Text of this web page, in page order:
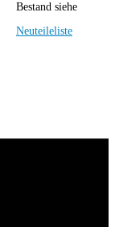
Bestand siehe
Neuteileliste